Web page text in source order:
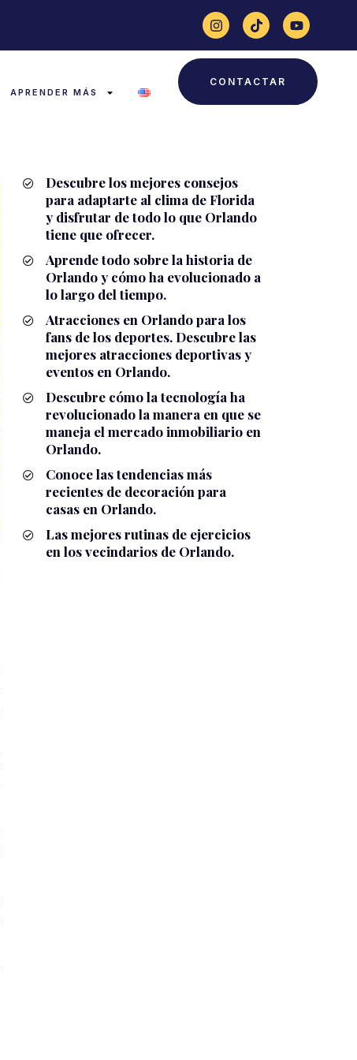
APRENDER MÁS
CONTACTAR
Descubre los mejores consejos
para adaptarte al clima de Florida
y disfrutar de todo lo que Orlando
tiene que ofrecer.
Aprende todo sobre la historia de
Orlando y cómo ha evolucionado a
lo largo del tiempo.
Atracciones en Orlando para los
fans de los deportes. Descubre las
mejores atracciones deportivas y
eventos en Orlando.
Descubre cómo la tecnología ha
revolucionado la manera en que se
maneja el mercado inmobiliario en
Orlando.
Conoce las tendencias más
recientes de decoración para
casas en Orlando.
Las mejores rutinas de ejercicios
en los vecindarios de Orlando.